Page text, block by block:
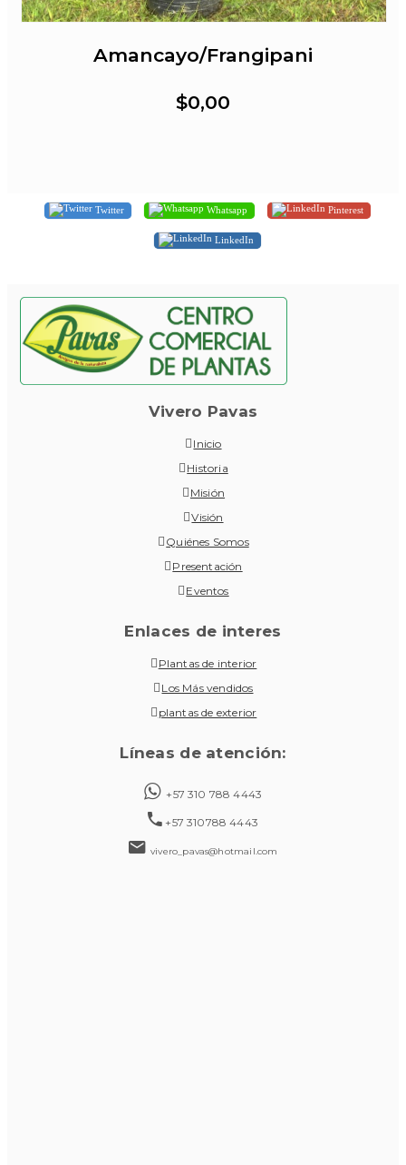
Amancayo/Frangipani
$0,00
Twitter Whatsapp Pinterest
LinkedIn
Vivero Pavas
Inicio
Historia
Misión
Visión
Quiénes Somos
Presentación
Eventos
Enlaces de interes
Plantas de interior
Los Más vendidos
plantas de exterior
Líneas de atención:
+57 310 788 4443
+57 310788 4443
vivero_pavas@hotmail.com